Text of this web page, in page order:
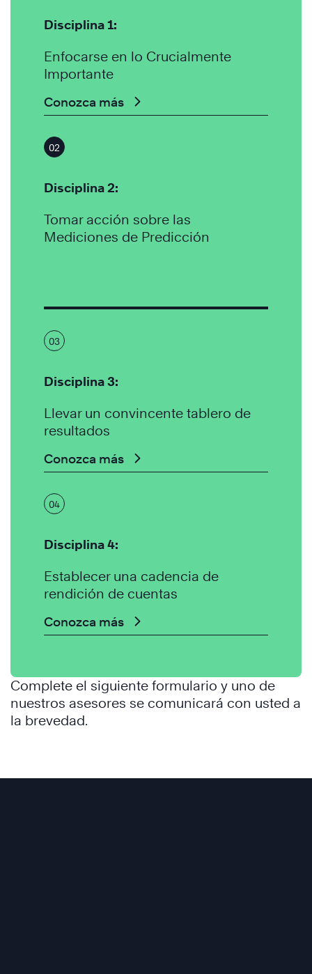
Disciplina 1:
Enfocarse en lo Crucialmente
Importante
Conozca más
02
Disciplina 2:
Tomar acción sobre las
Mediciones de Predicción
03
Disciplina 3:
Llevar un convincente tablero de
resultados
Conozca más
04
Disciplina 4:
Establecer una cadencia de
rendición de cuentas
Conozca más
Complete el siguiente formulario y uno de
nuestros asesores se comunicará con usted a
la brevedad.